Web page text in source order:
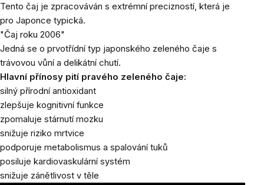
Tento čaj je zpracováván s extrémní precizností, která je
pro Japonce typická.
"Čaj roku 2006"
Jedná se o prvotřídní typ japonského zeleného čaje s
trávovou vůní a delikátní chutí.
Hlavní přínosy pití pravého zeleného čaje:
silný přírodní antioxidant
zlepšuje kognitivní funkce
zpomaluje stárnutí mozku
snižuje riziko mrtvice
podporuje metabolismus a spalování tuků
posiluje kardiovaskulární systém
snižuje zánětlivost v těle